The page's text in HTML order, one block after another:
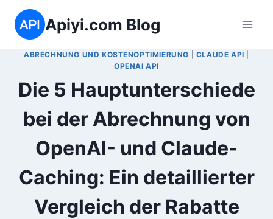
Inhalt
springen
Apiyi.com Blog
ABRECHNUNG UND KOSTENOPTIMIERUNG CLAUDE API
OPENAI API
Die 5 Hauptunterschiede
bei der Abrechnung von
OpenAI- und Claude-
Caching: Ein detaillierter
Vergleich der Rabatte